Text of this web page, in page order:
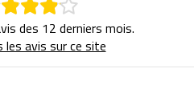
des 12 derniers mois.
les avis sur ce site